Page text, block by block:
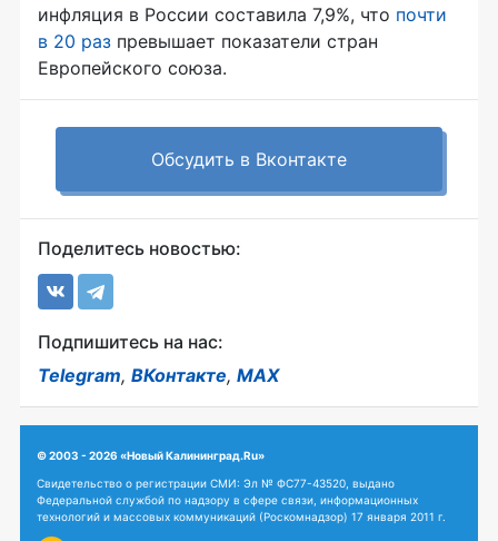
инфляция в России составила 7,9%, что почти
в 20 раз превышает показатели стран
Европейского союза.
Обсудить в Вконтакте
Поделитесь новостью:
Подпишитесь на нас:
Telegram, ВКонтакте, MAX
© 2003 - 2026 «Новый Калининград.Ru»
Свидетельство о регистрации СМИ: Эл № ФС77-43520, выдано
Федеральной службой по надзору в сфере связи, информационных
технологий и массовых коммуникаций (Роскомнадзор) 17 января 2011 г.